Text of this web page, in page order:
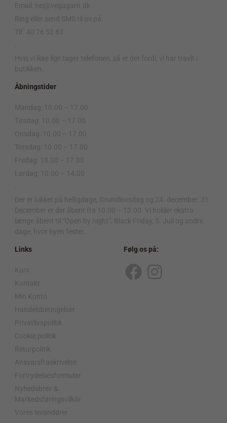
Email: hej@vegagarn.dk
Ring eller send SMS til os på:
Tlf. 40 76 53 63
Hvis vi ikke lige tager telefonen, så er det fordi, vi har travlt i
butikken.
Åbningstider
Mandag: 10.00 – 17.00
Tirsdag: 10.00 – 17.00
Onsdag: 10.00 – 17.00
Torsdag: 10.00 – 17.00
Fredag: 10.00 – 17.00
Lørdag: 10.00 – 14.00
Der er lukket på helligdage, Grundlovsdag og 24. december. 31.
December er der åbent fra 10.00 – 13.00. Vi holder ekstra
længe åbent til “Open by night”, Black Friday, 5. Juli og andre
dage, hvor byen fester.
Links
Kurv
Kontakt
Min Konto
Handelsbetingelser
Privatlivspolitik
Cookie politik
Returpolitik
Ansvarsfraskrivelse
Fortrydelsesformular
Nyhedsbrev &
Markedsføringsvilkår
Vores levandører
Følg os på:
F
I